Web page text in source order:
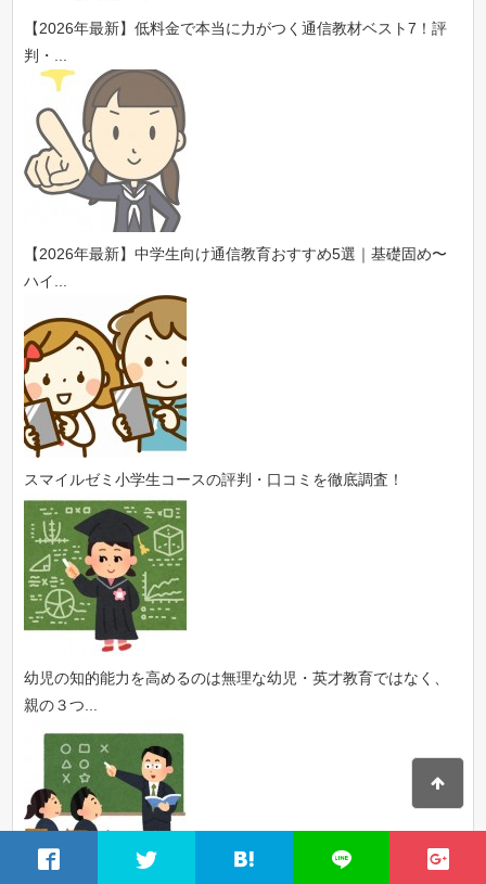
【2026年最新】低料金で本当に力がつく通信教材ベスト7！評
判・...
【2026年最新】中学生向け通信教育おすすめ5選｜基礎固め〜
ハイ...
スマイルゼミ小学生コースの評判・口コミを徹底調査！
幼児の知的能力を高めるのは無理な幼児・英才教育ではなく、
親の３つ...